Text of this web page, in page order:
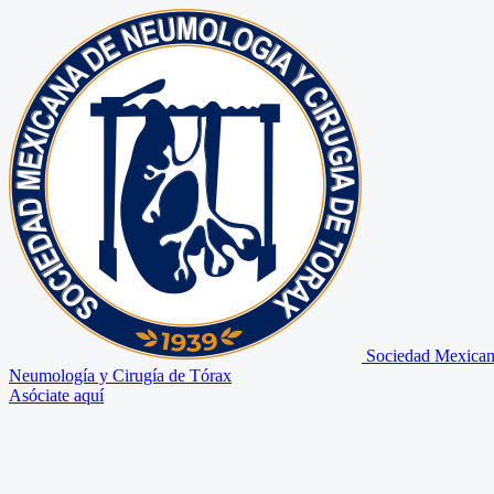
Sociedad
Neumología y Cirugía de Tórax
Asóciate aquí